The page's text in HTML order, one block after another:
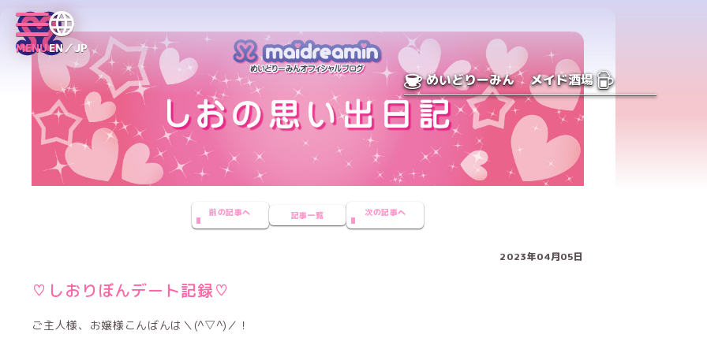
MENUEN／JP
めいどりーみん メイド酒場
前の記事へ 記事一覧 次の記事へ
2023年04月05日
♡しおりぼんデート記録♡
ご主人様、お嬢様こんばんは＼(^▽^)／！